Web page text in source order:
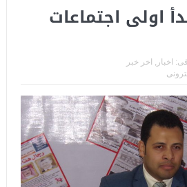
اولى اجتماعات
فى: اخبار
اخر خبر